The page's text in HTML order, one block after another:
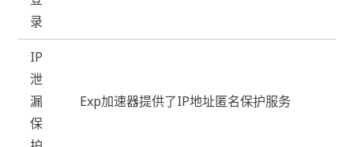
录
IP
泄
漏
保
Exp加速器提供了IP地址匿名保护服务